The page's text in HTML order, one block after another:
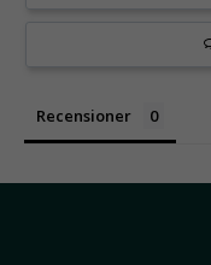
Recensioner